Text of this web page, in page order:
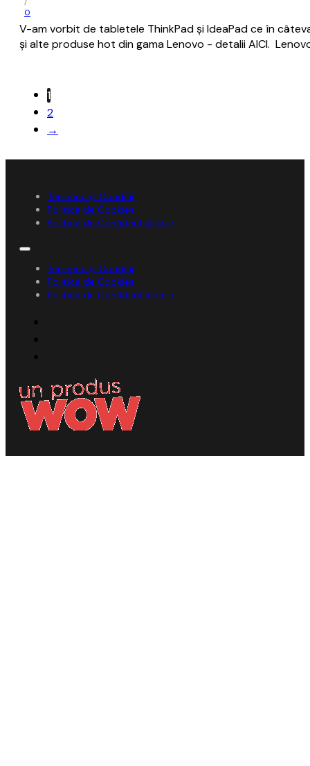
0
V-am vorbit de tabletele ThinkPad și IdeaPad ce în
și alte produse hot din gama Lenovo - detalii AICI.
1
2
→
Termene și Condiții
Politica de Cookies
Politica de Confidențialitate
Termene și Condiții
Politica de Cookies
Politica de Confidențialitate